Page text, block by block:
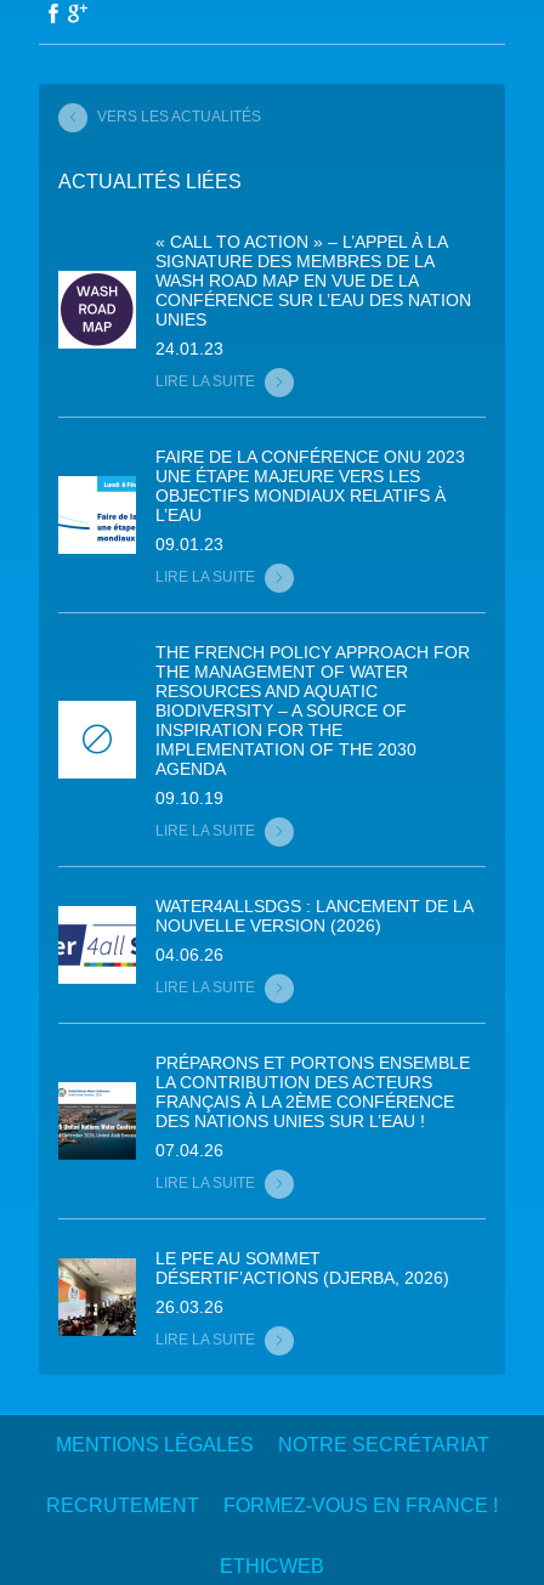
VERS LES ACTUALITÉS
ACTUALITÉS LIÉES
« CALL TO ACTION » – L’APPEL À LA
SIGNATURE DES MEMBRES DE LA
WASH ROAD MAP EN VUE DE LA
CONFÉRENCE SUR L’EAU DES NATION
UNIES
24.01.23
LIRE LA SUITE
FAIRE DE LA CONFÉRENCE ONU 2023
UNE ÉTAPE MAJEURE VERS LES
OBJECTIFS MONDIAUX RELATIFS À
L’EAU
09.01.23
LIRE LA SUITE
THE FRENCH POLICY APPROACH FOR
THE MANAGEMENT OF WATER
RESOURCES AND AQUATIC
BIODIVERSITY – A SOURCE OF
INSPIRATION FOR THE
IMPLEMENTATION OF THE 2030
AGENDA
09.10.19
LIRE LA SUITE
WATER4ALLSDGS : LANCEMENT DE LA
NOUVELLE VERSION (2026)
04.06.26
LIRE LA SUITE
PRÉPARONS ET PORTONS ENSEMBLE
LA CONTRIBUTION DES ACTEURS
FRANÇAIS À LA 2ÈME CONFÉRENCE
DES NATIONS UNIES SUR L’EAU !
07.04.26
LIRE LA SUITE
LE PFE AU SOMMET
DÉSERTIF’ACTIONS (DJERBA, 2026)
26.03.26
LIRE LA SUITE
MENTIONS LÉGALES NOTRE SECRÉTARIAT
RECRUTEMENT FORMEZ-VOUS EN FRANCE !
ETHICWEB